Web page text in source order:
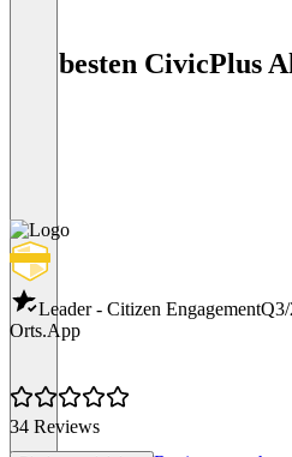
Die besten CivicPlus
Leader - Citizen Engagement
Orts.App
34 Reviews